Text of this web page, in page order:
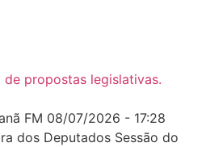
FM 08/07/2026 - 17:28
dos Deputados Sessão do